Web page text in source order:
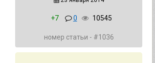
+7 0 10545
номер статьи - #1036